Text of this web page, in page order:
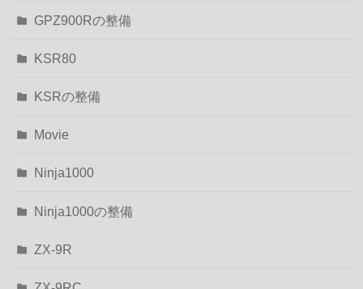
GPZ900Rの整備
KSR80
KSRの整備
Movie
Ninja1000
Ninja1000の整備
ZX-9R